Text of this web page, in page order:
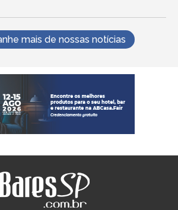
mais de nossas notícias